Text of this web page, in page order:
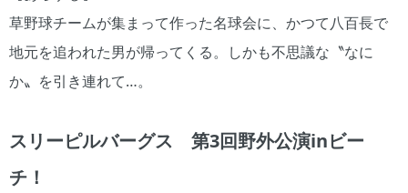
草野球チームが集まって作った名球会に、かつて八百長で
地元を追われた男が帰ってくる。しかも不思議な〝なに
か〟を引き連れて…。
スリーピルバーグス 第3回野外公演inビー
チ！